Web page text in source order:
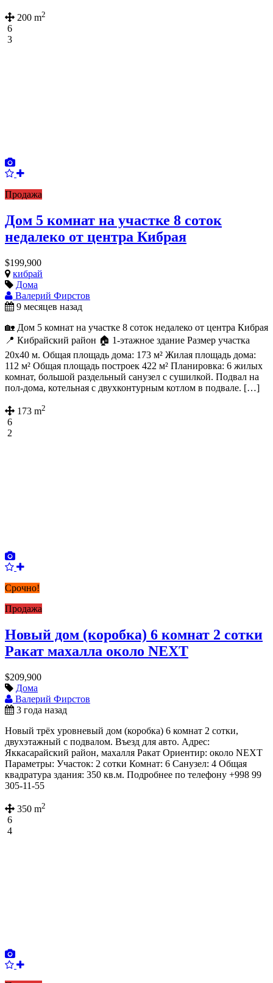
200 m2
6
3
Продажа
Дом 5 комнат на участке 8 соток
недалеко от центра Кибрая
$199,900
кибрай
Дома
Валерий Фирстов
9 месяцев назад
🏡 Дом 5 комнат на участке 8 соток недалеко от центра Кибрая
📍 Кибрайский район 🏠 1-этажное здание Размер участка
20х40 м. Общая площадь дома: 173 м² Жилая площадь дома:
112 м² Общая площадь построек 422 м² Планировка: 6 жилых
комнат, большой раздельный санузел с сушилкой. Подвал на
пол-дома, котельная с двухконтурным котлом в подвале. […]
173 m2
6
2
Срочно!
Продажа
Новый дом (коробка) 6 комнат 2 сотки
Ракат махалла около NEXT
$209,900
Дома
Валерий Фирстов
3 года назад
Новый трёх уровневый дом (коробка) 6 комнат 2 сотки,
двухэтажный с подвалом. Въезд для авто. Адрес:
Яккасарайский район, махалля Ракат Ориентир: около NEXT
Параметры: Участок: 2 сотки Комнат: 6 Санузел: 4 Общая
квадратура здания: 350 кв.м. Подробнее по телефону +998 99
305-11-55
350 m2
6
4